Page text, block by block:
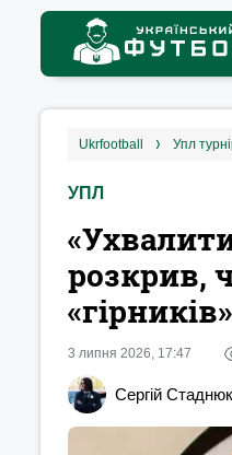
ukrfootball упл
УПЛ
розкрив,
«гірників‎»
3 липня 2026, 17:47
Сергій Стаднюк